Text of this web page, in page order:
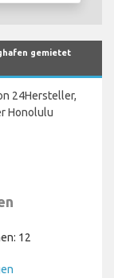
gemietet
24Hersteller,
Honolulu
12